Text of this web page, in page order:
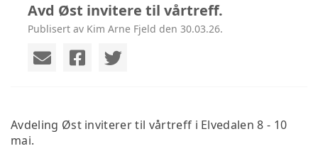
Avd Øst invitere til vårtreff.
Publisert av Kim Arne Fjeld den 30.03.26.
Avdeling Øst inviterer til vårtreff i Elvedalen 8 - 10
mai.